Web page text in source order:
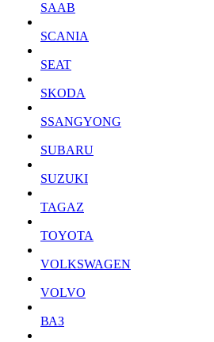
SAAB
SCANIA
SEAT
SKODA
SSANGYONG
SUBARU
SUZUKI
TAGAZ
TOYOTA
VOLKSWAGEN
VOLVO
ВАЗ